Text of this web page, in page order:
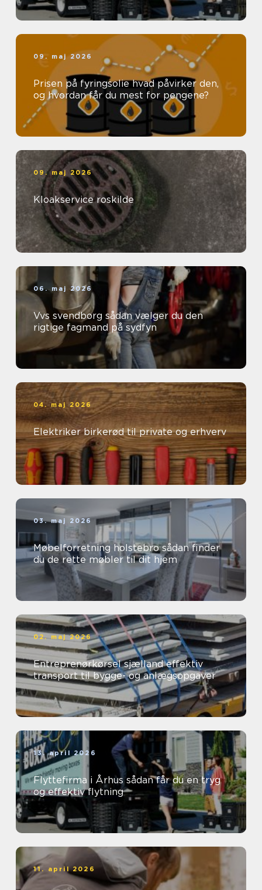
09. maj 2026
Prisen på fyringsolie hvad påvirker den,
og hvordan får du mest for pengene?
09. maj 2026
Kloakservice roskilde
06. maj 2026
Vvs svendborg sådan vælger du den
rigtige fagmand på sydfyn
04. maj 2026
Elektriker birkerød til private og erhverv
03. maj 2026
Møbelforretning holstebro sådan finder
du de rette møbler til dit hjem
02. maj 2026
Entreprenørkørsel sjælland effektiv
transport til bygge- og anlægsopgaver
13. april 2026
Flyttefirma i Århus sådan får du en tryg
og effektiv flytning
11. april 2026